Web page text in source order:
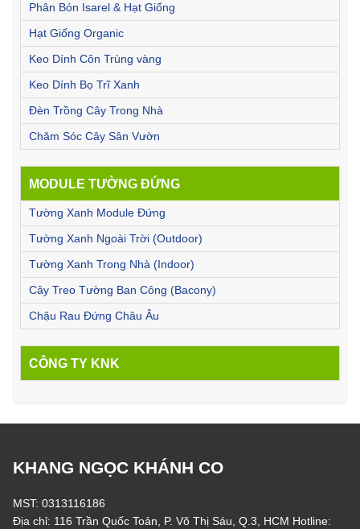
Phân Bón Isarel & Hạt Giống
Hạt Giống Organic
Keo Dính Côn Trùng vàng
Keo Dính Bọ Trĩ Xanh
Đèn Trồng Cây Trong Nhà
Chăm Sóc Cây Sân Vườn
MODULE TƯỜNG ĐỨNG
Tường Xanh Module Đứng
Tường Xanh Ngoài Trời (Outdoor)
Tường Xanh Trong Nhà (Indoor)
Cây Treo Tường Ban Công (Bacony)
Chậu Rau Đứng Châu Âu
CÔNG TY KNK
KHANG NGỌC KHÁNH CO
MST: 0313116186
Địa chỉ: 116 Trần Quốc Toản, P. Võ Thị Sáu, Q.3, HCM Hotline: